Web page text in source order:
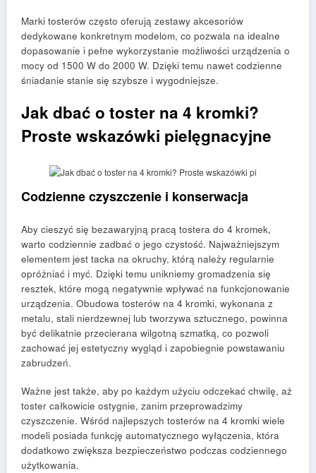
Marki tosterów często oferują zestawy akcesoriów
dedykowane konkretnym modelom, co pozwala na idealne
dopasowanie i pełne wykorzystanie możliwości urządzenia o
mocy od 1500 W do 2000 W. Dzięki temu nawet codzienne
śniadanie stanie się szybsze i wygodniejsze.
Jak dbać o toster na 4 kromki?
Proste wskazówki pielęgnacyjne
Codzienne czyszczenie i konserwacja
Aby cieszyć się bezawaryjną pracą tostera do 4 kromek,
warto codziennie zadbać o jego czystość. Najważniejszym
elementem jest tacka na okruchy, którą należy regularnie
opróżniać i myć. Dzięki temu unikniemy gromadzenia się
resztek, które mogą negatywnie wpływać na funkcjonowanie
urządzenia. Obudowa tosterów na 4 kromki, wykonana z
metalu, stali nierdzewnej lub tworzywa sztucznego, powinna
być delikatnie przecierana wilgotną szmatką, co pozwoli
zachować jej estetyczny wygląd i zapobiegnie powstawaniu
zabrudzeń.
Ważne jest także, aby po każdym użyciu odczekać chwilę, aż
toster całkowicie ostygnie, zanim przeprowadzimy
czyszczenie. Wśród najlepszych tosterów na 4 kromki wiele
modeli posiada funkcję automatycznego wyłączenia, która
dodatkowo zwiększa bezpieczeństwo podczas codziennego
użytkowania.